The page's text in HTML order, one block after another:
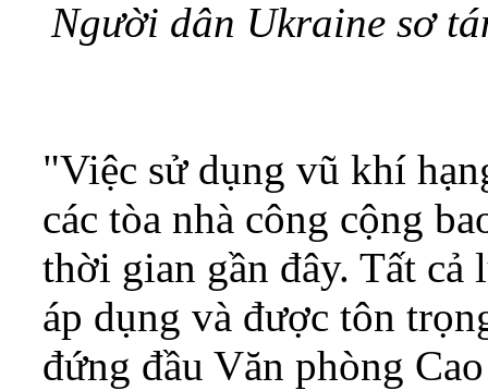
Người dân Ukraine sơ
"Việc sử dụng vũ khí
các tòa nhà công cộng
thời gian gần đây. Tất cả
áp dụng và được tôn
đứng đầu Văn phòng